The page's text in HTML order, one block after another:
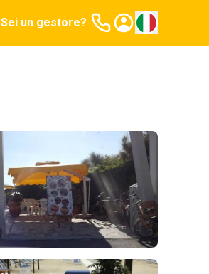
Sei un gestore?